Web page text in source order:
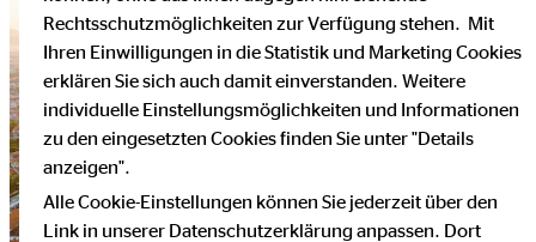
Rechtsschutzmöglichkeiten zur Verfügung stehen. Mit
Ihren Einwilligungen in die Statistik und Marketing Cookies
erklären Sie sich auch damit einverstanden. Weitere
individuelle Einstellungsmöglichkeiten und Informationen
zu den eingesetzten Cookies finden Sie unter "Details
anzeigen".
Alle Cookie-Einstellungen können Sie jederzeit über den
Link in unserer Datenschutzerklärung anpassen. Dort